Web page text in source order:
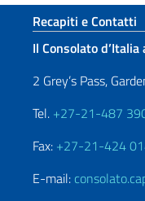
Sezione
Recapiti e Contatti
Il Consolato d’Italia
2 Grey’s Pass,
Tel. +27-21-487
Fax: +27-21-424
E-mail: